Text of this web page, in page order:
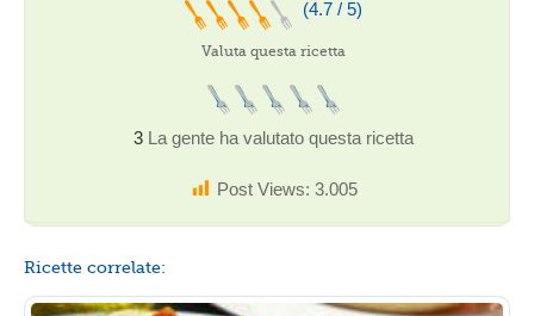
(4.7 / 5)
Valuta questa ricetta
3 La gente ha valutato questa ricetta
Post Views: 3.005
Ricette correlate: